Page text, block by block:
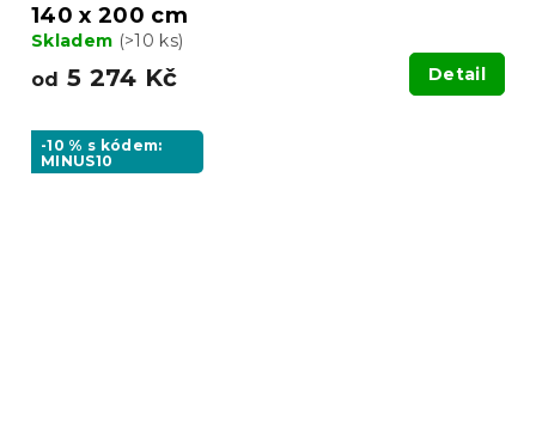
140 x 200 cm
Skladem (>10 ks)
od 5 274 Kč Detail
-10 % s kódem:
MINUS10